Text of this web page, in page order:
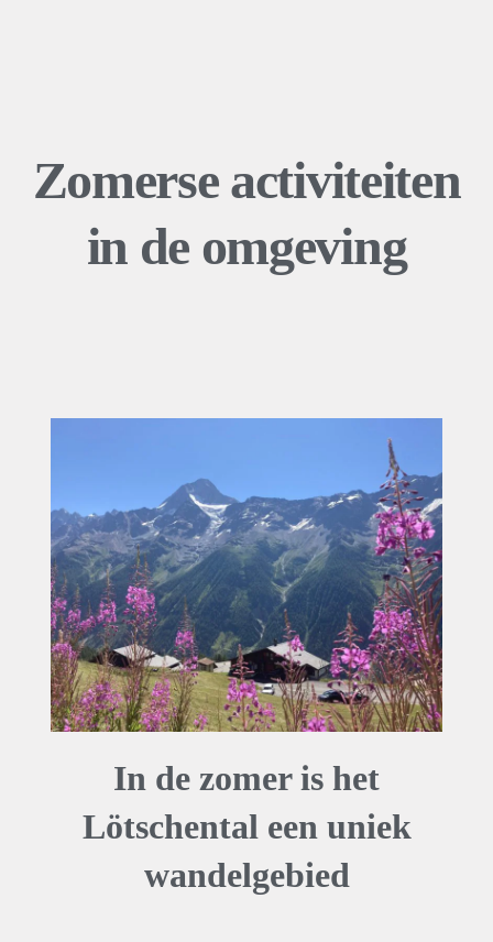
Zomerse activiteiten
in de omgeving
In de zomer is het
Lötschental een uniek
wandelgebied